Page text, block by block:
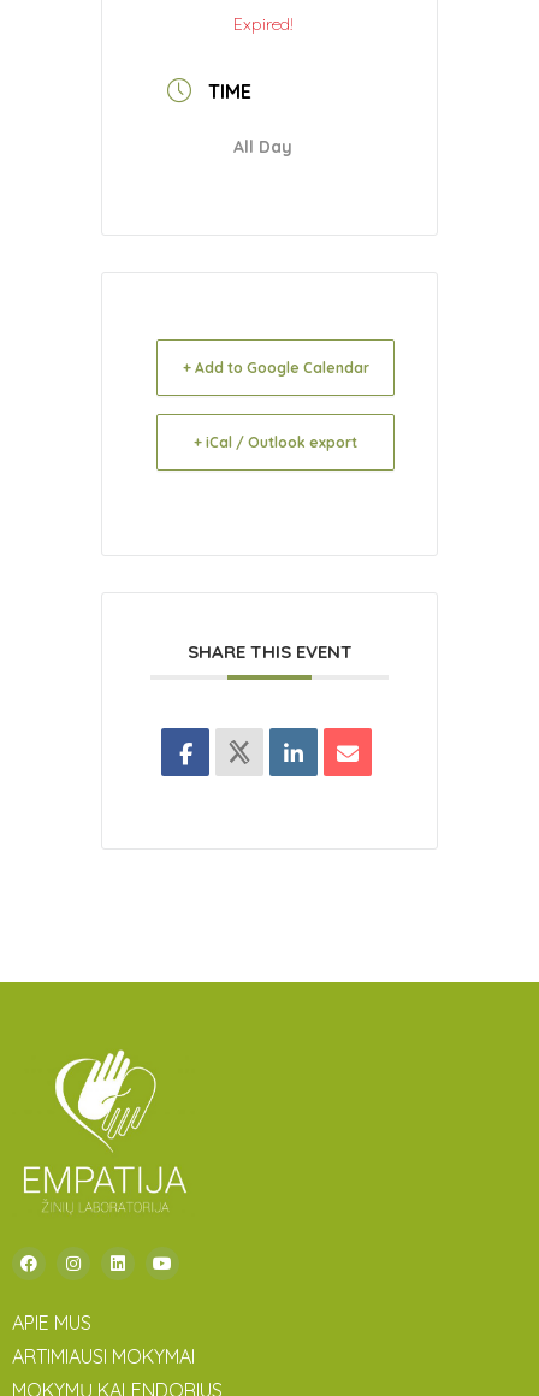
Expired!
TIME
All Day
+ Add to Google Calendar
+ iCal / Outlook export
SHARE THIS EVENT
APIE MUS
ARTIMIAUSI MOKYMAI
MOKYMŲ KALENDORIUS